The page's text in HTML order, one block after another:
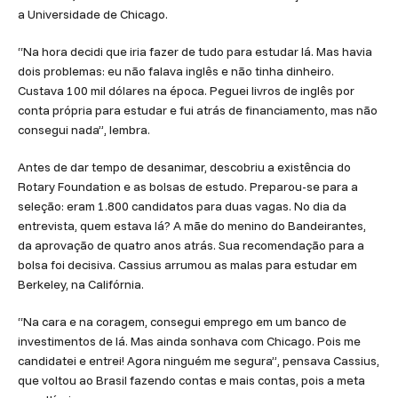
a Universidade de Chicago.
“Na hora decidi que iria fazer de tudo para estudar lá. Mas havia
dois problemas: eu não falava inglês e não tinha dinheiro.
Custava 100 mil dólares na época. Peguei livros de inglês por
conta própria para estudar e fui atrás de financiamento, mas não
consegui nada”, lembra.
Antes de dar tempo de desanimar, descobriu a existência do
Rotary Foundation e as bolsas de estudo. Preparou-se para a
seleção: eram 1.800 candidatos para duas vagas. No dia da
entrevista, quem estava lá? A mãe do menino do Bandeirantes,
da aprovação de quatro anos atrás. Sua recomendação para a
bolsa foi decisiva. Cassius arrumou as malas para estudar em
Berkeley, na Califórnia.
“Na cara e na coragem, consegui emprego em um banco de
investimentos de lá. Mas ainda sonhava com Chicago. Pois me
candidatei e entrei! Agora ninguém me segura”, pensava Cassius,
que voltou ao Brasil fazendo contas e mais contas, pois a meta